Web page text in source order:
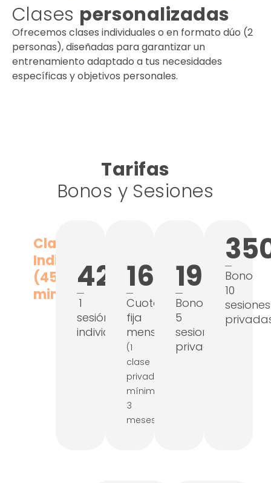
Clases personalizadas
Ofrecemos clases individuales o en formato dúo (2
personas), diseñadas para garantizar un
entrenamiento adaptado a tus necesidades
específicas y objetivos personales.
Tarifas
Bonos y Sesiones
Clases
Individuales
(45
minutos)42€
1
sesión
individual
160€
Cuota
fija
mensual
(1
clase
privada/semana,
mínimo
3
meses)
190€
Bono
5
sesiones
privadas
Bono
10
sesiones